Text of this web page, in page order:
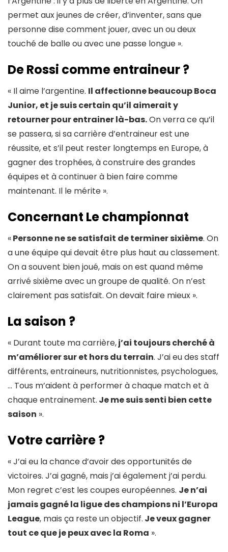
permet aux jeunes de créer, d’inventer, sans que
personne dise comment jouer, avec un ou deux
touché de balle ou avec une passe longue ».
De Rossi comme entraineur ?
« Il aime l’argentine. Il affectionne beaucoup Boca
Junior, et je suis certain qu’il aimerait y
retourner pour entrainer là-bas.On verra ce qu’il
se passera, si sa carrière d’entraineur est une
réussite, et s’il peut rester longtemps en Europe, à
gagner des trophées, à construire des grandes
équipes et à continuer à bien faire comme
maintenant. Il le mérite ».
Concernant Le championnat
«Personne ne se satisfait de terminer sixième. On
a une équipe qui devait être plus haut au classement.
On a souvent bien joué, mais on est quand même
arrivé sixième avec un groupe de qualité. On n’est
clairement pas satisfait. On devait faire mieux ».
La saison ?
« Durant toute ma carrière,j’ai toujours cherché à
m’améliorer sur et hors du terrain. J’ai eu des staff
différents, entraineurs, nutritionnistes, psychologues,
… Tous m’aident à performer à chaque match et à
chaque entrainement. Je me suis senti bien cette
saison ».
Votre carrière ?
« J’ai eu la chance d’avoir des opportunités de
victoires. J’ai gagné, mais j’ai également j’ai perdu.
Mon regret c’est les coupes européennes. Je n’ai
jamais gagné la ligue des champions ni l’Europa
League, mais ça reste un objectif. Je veux gagner
tout ce que je peux avec la Roma ».